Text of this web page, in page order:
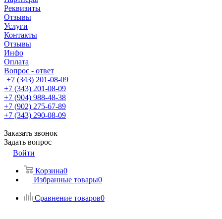
Реквизиты
Отзывы
Услуги
Контакты
Отзывы
Инфо
Оплата
Вопрос - ответ
+7 (343) 201-08-09
+7 (343) 201-08-09
+7 (904) 988-48-38
+7 (902) 275-67-89
+7 (343) 290-08-09
Заказать звонок
Задать вопрос
Войти
Корзина0
Избранные товары0
Сравнение товаров0